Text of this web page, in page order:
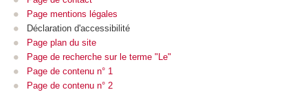
Page mentions légales
Déclaration d'accessibilité
Page plan du site
Page de recherche sur le terme "Le"
Page de contenu n° 1
Page de contenu n° 2